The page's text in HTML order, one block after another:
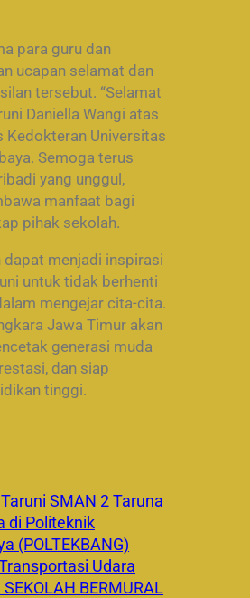
para guru dan
ucapan selamat dan
tersebut. “Selamat
Daniella Wangi atas
Kedokteran Universitas
Semoga terus
yang unggul,
manfaat bagi
pihak sekolah.
menjadi inspirasi
untuk tidak berhenti
mengejar cita-cita.
Jawa Timur akan
generasi muda
dan siap
tinggi.
SMAN 2 Taruna
di Politeknik
(POLTEKBANG)
Udara
BERMURAL